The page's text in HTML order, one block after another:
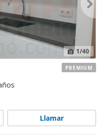
1/40
Llamar
PREMIUM